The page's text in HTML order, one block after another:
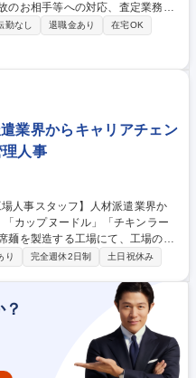
のお相手等への対応、査定業務、
事故対応を通じたサポートで、お
事故に遭われたお
の確認やその後のアドバイス） ・
人身事故）事故でお怪我されたお
）、治療状況のフォローや治療
）事故のお相手やお相手の保険会
修理工場の確認等）修理工場への
勤なし 退職金あり
在宅OK
業界からキャリアチェン
人事
麺を製造する工場にて、工場の事
務の改善に貢献に期待をします。
（従業員向け安全教育/安全関連
改善活動等） ■従業員勤怠月次確
対応/備品管理/共有部分設備管
り 完全週休2日制 土日祝休み